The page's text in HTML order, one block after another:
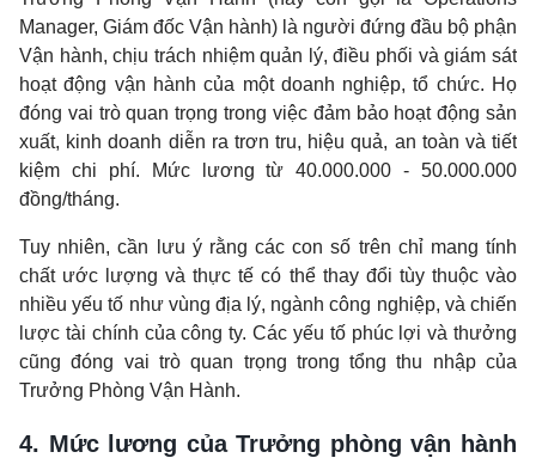
Manager, Giám đốc Vận hành) là người đứng đầu bộ phận
Vận hành, chịu trách nhiệm quản lý, điều phối và giám sát
hoạt động vận hành của một doanh nghiệp, tổ chức. Họ
đóng vai trò quan trọng trong việc đảm bảo hoạt động sản
xuất, kinh doanh diễn ra trơn tru, hiệu quả, an toàn và tiết
kiệm chi phí. Mức lương từ 40.000.000 - 50.000.000
đồng/tháng.
Tuy nhiên, cần lưu ý rằng các con số trên chỉ mang tính
chất ước lượng và thực tế có thể thay đổi tùy thuộc vào
nhiều yếu tố như vùng địa lý, ngành công nghiệp, và chiến
lược tài chính của công ty. Các yếu tố phúc lợi và thưởng
cũng đóng vai trò quan trọng trong tổng thu nhập của
Trưởng Phòng Vận Hành.
4. Mức lương của Trưởng phòng vận hành